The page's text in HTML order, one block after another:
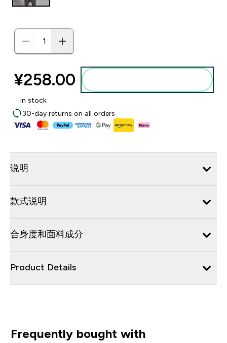
¥258.00‎
In stock
30-day returns on all orders
说明
款式说明
合身度和面料成分
Product Details
Frequently bought with